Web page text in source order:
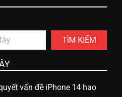
TÌM KIẾM
vấn đề iPhone 14 hao